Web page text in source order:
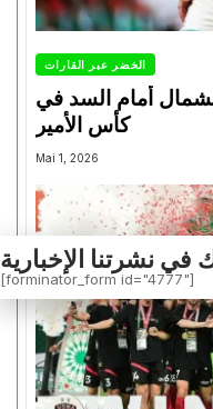
الخضر عبر القارات
أمام السد في
كأس الأمير
Mai 1, 2026
[forminator_form id="4777"]